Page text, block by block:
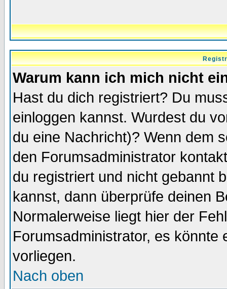
Warum kann ich mich nicht
Hast du dich registriert? Du
einloggen kannst. Wurdest du
du eine Nachricht)? Wenn dem
den Forumsadministrator
du registriert und nicht gebannt
kannst, dann überprüfe deinen
Normalerweise liegt hier der
Forumsadministrator, es könnte
vorliegen.
Nach oben